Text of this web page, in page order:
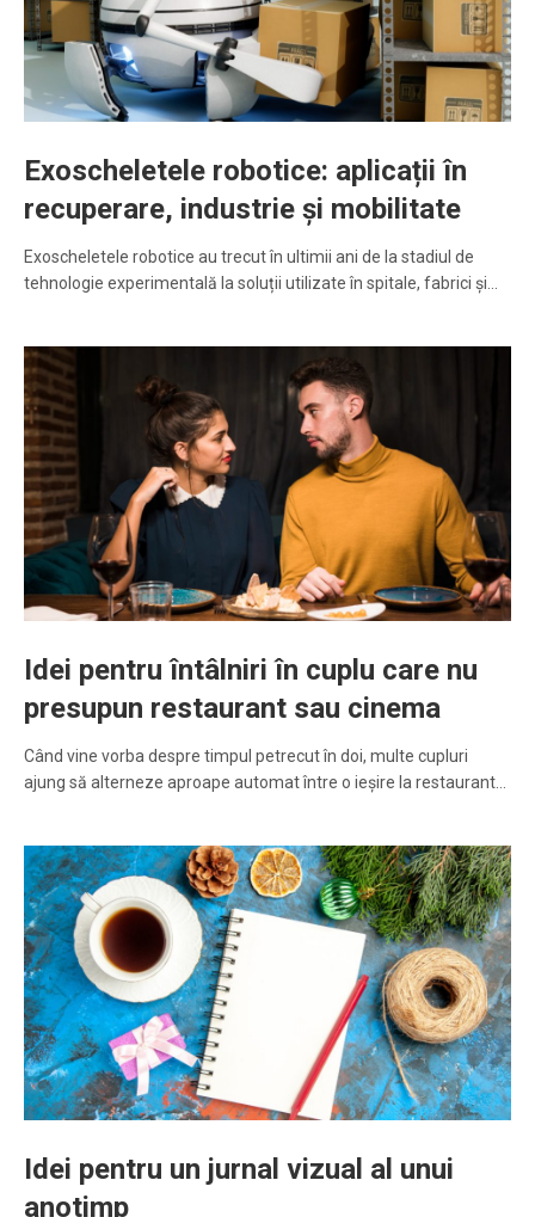
Exoscheletele robotice: aplicații în
recuperare, industrie și mobilitate
Exoscheletele robotice au trecut în ultimii ani de la stadiul de
tehnologie experimentală la soluții utilizate în spitale, fabrici și…
Idei pentru întâlniri în cuplu care nu
presupun restaurant sau cinema
Când vine vorba despre timpul petrecut în doi, multe cupluri
ajung să alterneze aproape automat între o ieșire la restaurant…
Idei pentru un jurnal vizual al unui
anotimp